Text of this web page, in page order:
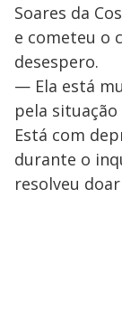
Soares da
e cometeu o
desespero.
— Ela está
pela
Está com
durante o
resolveu